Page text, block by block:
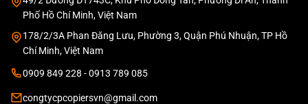
Phố Hồ Chí Minh, Việt Nam
178/2/3A Phan Đăng Lưu, Phường 3, Quận Phú Nhuận, TP Hồ
Chí Minh, Việt Nam
0909 849 228 - 0913 789 085
congtycpcopiersvn@gmail.com